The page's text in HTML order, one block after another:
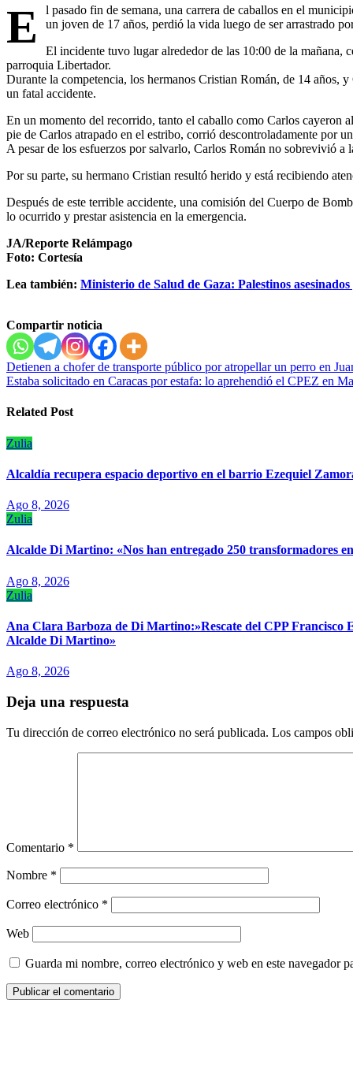
E
l pasado fin de semana, una carrera de caballos en el
un joven de 17 años, perdió la vida luego de ser arrastrado
El incidente tuvo lugar alrededor de las 10:00 de la mañana,
parroquia Libertador.
Durante la competencia, los hermanos Cristian Román, de 14 años,
un fatal accidente.
En un momento del recorrido, tanto el caballo como Carlos cayeron
pie de Carlos atrapado en el estribo, corrió descontroladamente por
A pesar de los esfuerzos por salvarlo, Carlos Román no sobrevivió a
Por su parte, su hermano Cristian resultó herido y está recibiendo
Después de este terrible accidente, una comisión del Cuerpo de
lo ocurrido y prestar asistencia en la emergencia.
JA/Reporte Relámpago
Foto: Cortesía
Lea también: Ministerio de Salud de Gaza: Palestinos
Compartir noticia
Navegación
de
entradas
Detienen a chofer de transporte público por atropellar un perro en
Estaba solicitado en Caracas por estafa: lo aprehendió el CPEZ en
Related Post
Zulia
‎Alcaldía recupera espacio deportivo en el barrio Ezequiel
Ago 8, 2026
Zulia
Alcalde Di Martino: «Nos han entregado 250 transformadores
Ago 8, 2026
Zulia
Ana Clara Barboza de Di Martino:»Rescate del CPP Francisco
Alcalde Di Martino»
Ago 8, 2026
Deja una respuesta
Tu dirección de correo electrónico no será publicada. Los campos
Comentario *
Nombre *
Correo electrónico *
Web
Guarda mi nombre, correo electrónico y web en este navegador